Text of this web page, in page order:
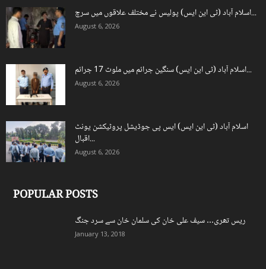
اسلام آباد (ٹی این ایس) پولیس نے مختلف علاقوں میں سرچ...
August 6, 2026
اسلام آباد (ٹی این ایس) سنگین جرائم میں ملوث 17 جرائم...
August 6, 2026
اسلام آباد (ٹی این ایس) ایس پی جوڈیشل پروٹیکشن یونٹ
اقبال...
August 6, 2026
POPULAR POSTS
ریس تھری… سیف علی خان کی سلمان خان سے سرد جنگ
January 13, 2018